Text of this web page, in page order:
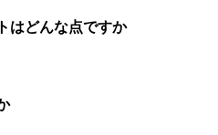
はどんな点ですか